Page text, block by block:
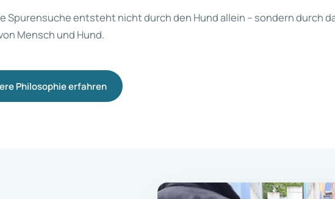
Spurensuche entsteht nicht durch den Hund allein – sondern durch
Mensch und Hund.
Philosophie erfahren